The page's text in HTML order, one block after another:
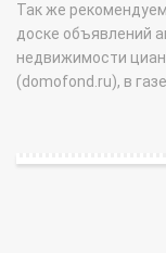
Так же
доске объявлений
недвижимости
(domofond.ru), в